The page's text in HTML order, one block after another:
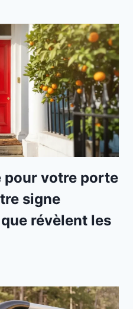
pour votre porte
signe
révèlent les